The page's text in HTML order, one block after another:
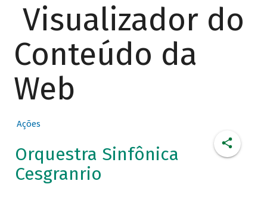
Visualizador do
Conteúdo da
Web
Ações
Orquestra Sinfônica
Cesgranrio